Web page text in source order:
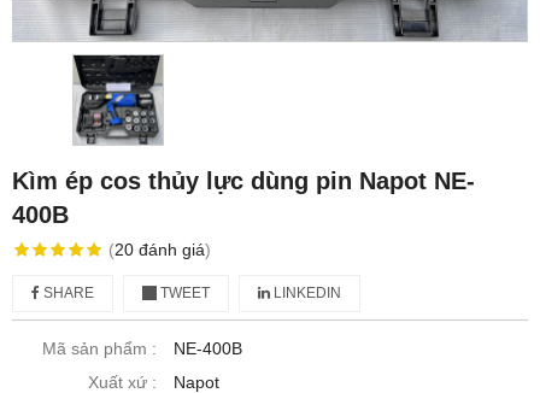
Kìm ép cos thủy lực dùng pin Napot NE-
400B
(20 đánh giá)
SHARE TWEET LINKEDIN
Mã sản phẩm :
NE-400B
Xuất xứ :
Napot